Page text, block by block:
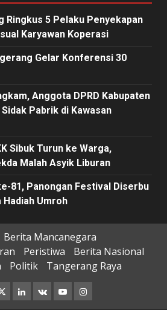
Ringkus 5 Pelaku Penyekapan
Karyawan Koperasi
Gelar Konferensi 30
Anggota DPRD Kabupaten
Pabrik di Kawasan
Sibuk Turun ke Warga,
Malah Asyik Liburan
81, Panongan Festival Diserbu
Hadiah Umroh
Berita Mancanegara
Peristiwa
Berita Nasional
Politik Tangerang Raya
Linkedin
VK YoutubeInstagram